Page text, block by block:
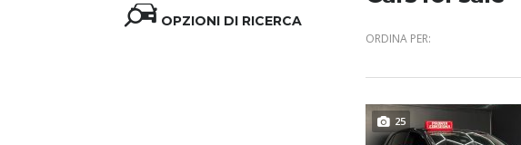
OPZIONI DI RICERCA
ORDINA PER:
25